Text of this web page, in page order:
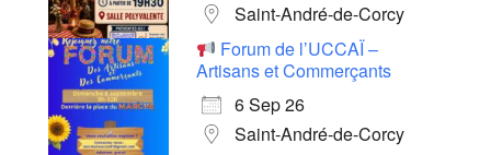
Saint-André-de-Corcy
Forum de l’UCCAÏ –
Artisans et Commerçants
6 Sep 26
Saint-André-de-Corcy